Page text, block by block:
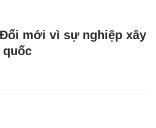
mới vì sự nghiệp xây
quốc